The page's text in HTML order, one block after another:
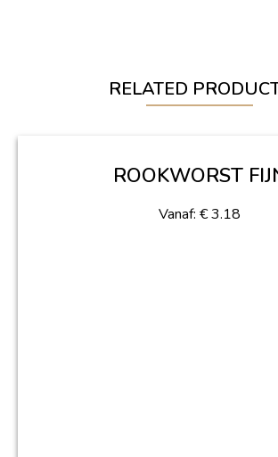
RELATED
ROOKWORST
Vanaf: €3.18